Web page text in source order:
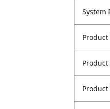
System
Product